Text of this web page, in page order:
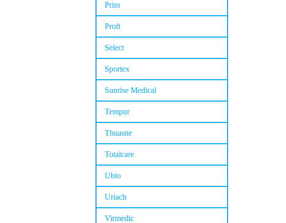
Prim
Proft
Select
Sportex
Sunrise Medical
Tempur
Thuasne
Totalcare
Ubio
Uriach
Virmedic